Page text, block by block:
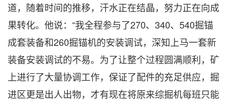
道，随着时间的推移，汗水正在结晶，努力正在向成
果转化。他说：“我全程参与了270、340、540掘锚
成套装备和260掘锚机的安装调试，深知上马一套新
装备安装调试的不易。为了让整个过程圆满顺利，矿
上进行了大量协调工作，保证了配件的充足供应，掘
进区更是出人出物，才有现在将原来综掘机每班只能